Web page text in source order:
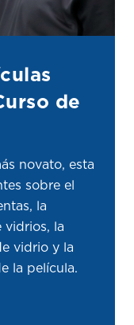
de
novato, esta
sobre el
la
vidrios, la
vidrio y la
la película.